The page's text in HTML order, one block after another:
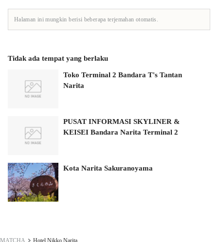
Halaman ini mungkin berisi beberapa terjemahan otomatis.
Tidak ada tempat yang berlaku
Toko Terminal 2 Bandara T's Tantan
Narita
PUSAT INFORMASI SKYLINER &
KEISEI Bandara Narita Terminal 2
Kota Narita Sakuranoyama
MATCHA Hotel Nikko Narita